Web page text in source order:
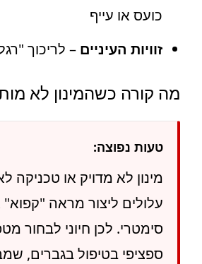
כועס או עייף
זוויות העיניים – לריכוך
מה קורה כשהמינון לא
טעות נפוצה:
מינון לא מדויק או טכניקה
עלולים ליצור מראה
סימטרי. לכן חיוני לבחור
ספציפי בטיפול בגברים,